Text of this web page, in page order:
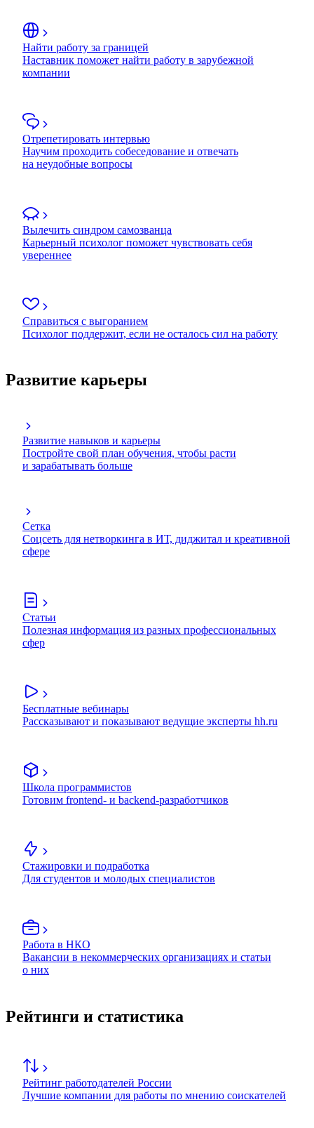
Найти работу за границей
Наставник поможет найти работу в зарубежной
компании
Отрепетировать интервью
Научим проходить собеседование и отвечать
на неудобные вопросы
Вылечить синдром самозванца
Карьерный психолог поможет чувствовать себя
увереннее
Справиться с выгоранием
Психолог поддержит, если не осталось сил на работу
Развитие карьеры
Развитие навыков и карьеры
Постройте свой план обучения, чтобы расти
и зарабатывать больше
Сетка
Соцсеть для нетворкинга в ИТ, диджитал и креативной
сфере
Статьи
Полезная информация из разных профессиональных
сфер
Бесплатные вебинары
Рассказывают и показывают ведущие эксперты hh.ru
Школа программистов
Готовим frontend- и backend-разработчиков
Стажировки и подработка
Для студентов и молодых специалистов
Работа в НКО
Вакансии в некоммерческих организациях и статьи
о них
Рейтинги и статистика
Рейтинг работодателей России
Лучшие компании для работы по мнению соискателей